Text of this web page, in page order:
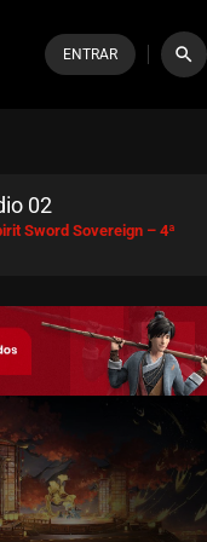
ENTRAR search
02
Sword Sovereign – 4ª